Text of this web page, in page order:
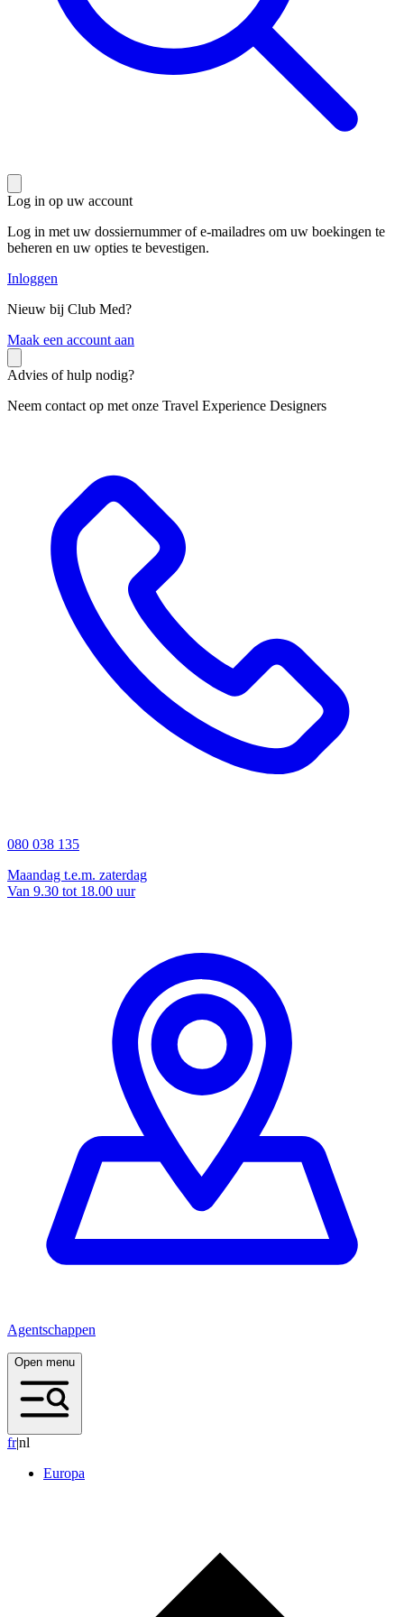
Log in op uw account
Log in met uw dossiernummer of e-mailadres om uw boekingen te
beheren en uw opties te bevestigen.
Inloggen
Nieuw bij Club Med?
Maak een account aan
Advies of hulp nodig?
Neem contact op met onze Travel Experience Designers
080 038 135
Maandag t.e.m. zaterdag
Van 9.30 tot 18.00 uur
Agentschappen
Open menu
fr|nl
Europa